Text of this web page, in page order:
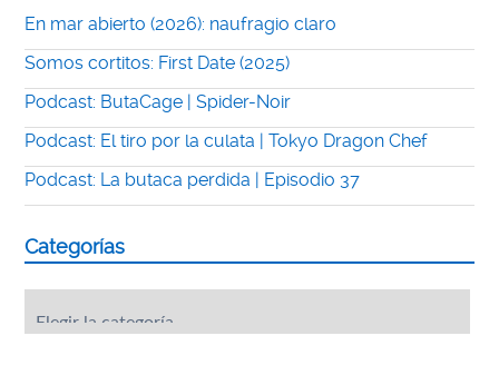
En mar abierto (2026): naufragio claro
Somos cortitos: First Date (2025)
Podcast: ButaCage | Spider-Noir
Podcast: El tiro por la culata | Tokyo Dragon Chef
Podcast: La butaca perdida | Episodio 37
Categorías